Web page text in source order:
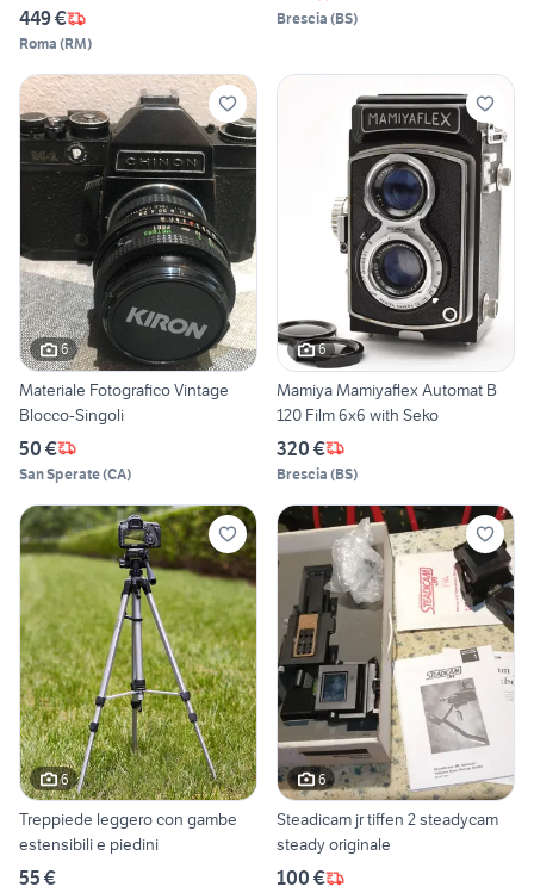
449 €
Roma (RM)
Brescia (BS)
6
Materiale Fotografico Vintage
Blocco-Singoli
50 €
San Sperate(CA)
6
Mamiya Mamiyaflex Automat B
120 Film 6x6 with Seko
320 €
Brescia (BS)
6
Treppiede leggero con gambe
estensibili e piedini
55 €
6
Steadicam jr tiffen 2 steadycam
steady originale
100 €